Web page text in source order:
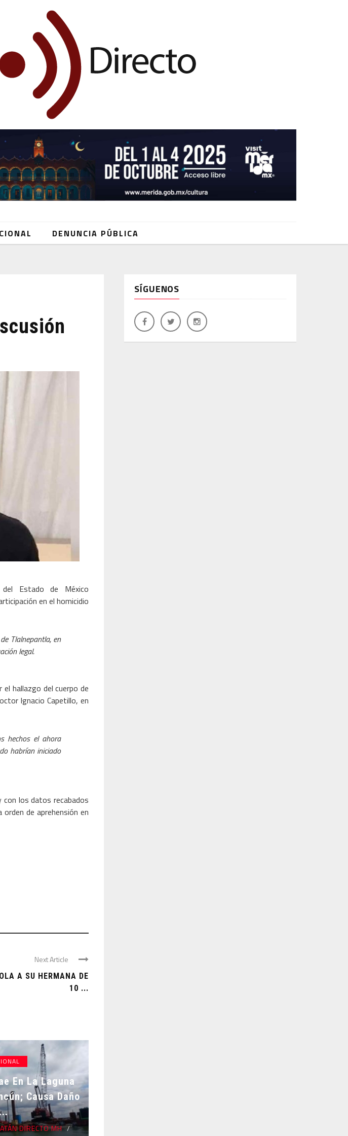
DENUNCIA PÚBLICA
del Estado de México
en el homicidio
Tlalnepantla, en
legal.
hallazgo del cuerpo de
Ignacio Capetillo, en
hechos el ahora
habrían iniciado
con los datos recabados
de aprehensión en
Next Article
A SU HERMANA DE
10 ...
En La Laguna
Causa Daño
DIRECTO MH
SÍGUENOS